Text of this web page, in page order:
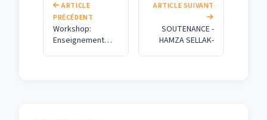
ARTICLE
PRÉCÉDENT
Workshop:
Enseignement
ARTICLE SUIVANT
SOUTENANCE -
HAMZA SELLAK-